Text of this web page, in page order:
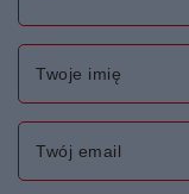
Twoje imię
Twój email